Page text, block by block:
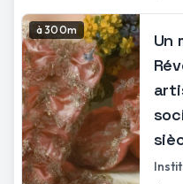
à 300m
Un